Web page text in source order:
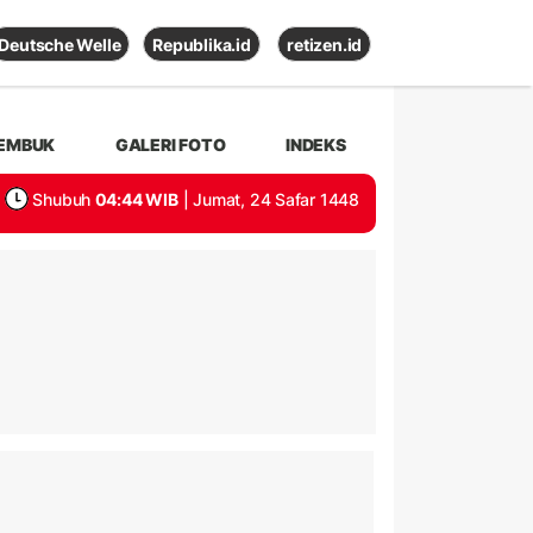
Deutsche Welle Republika.id retizen.id
GALERI FOTO INDEKS
Shubuh 04:44 WIB | Jumat, 24 Safar 1448